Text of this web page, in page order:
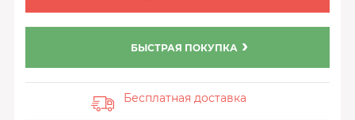
БЫСТРАЯ ПОКУПКА
Бесплатная доставка